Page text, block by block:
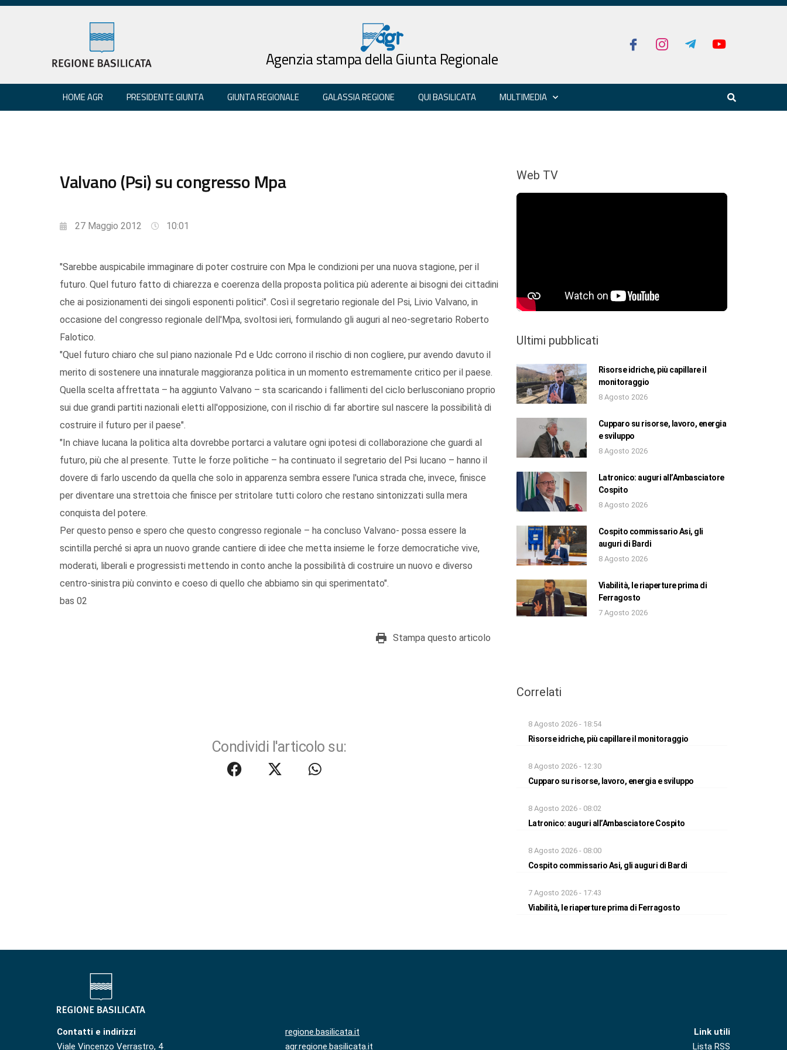
Agenzia stampa della Giunta Regionale
HOME AGR PRESIDENTE GIUNTA GIUNTA REGIONALE GALASSIA REGIONE QUI BASILICATA MULTIMEDIA
Valvano (Psi) su congresso Mpa
27 Maggio 2012 10:01
"Sarebbe auspicabile immaginare di poter costruire con Mpa le condizioni per una nuova stagione, per il
futuro. Quel futuro fatto di chiarezza e coerenza della proposta politica più aderente ai bisogni dei cittadini
che ai posizionamenti dei singoli esponenti politici". Così il segretario regionale del Psi, Livio Valvano, in
occasione del congresso regionale dell'Mpa, svoltosi ieri, formulando gli auguri al neo-segretario Roberto
Falotico.
"Quel futuro chiaro che sul piano nazionale Pd e Udc corrono il rischio di non cogliere, pur avendo davuto il
merito di sostenere una innaturale maggioranza politica in un momento estremamente critico per il paese.
Quella scelta affrettata – ha aggiunto Valvano – sta scaricando i fallimenti del ciclo berlusconiano proprio
sui due grandi partiti nazionali eletti all'opposizione, con il rischio di far abortire sul nascere la possibilità di
costruire il futuro per il paese".
"In chiave lucana la politica alta dovrebbe portarci a valutare ogni ipotesi di collaborazione che guardi al
futuro, più che al presente. Tutte le forze politiche – ha continuato il segretario del Psi lucano – hanno il
dovere di farlo uscendo da quella che solo in apparenza sembra essere l'unica strada che, invece, finisce
per diventare una strettoia che finisce per stritolare tutti coloro che restano sintonizzati sulla mera
conquista del potere.
Per questo penso e spero che questo congresso regionale – ha concluso Valvano- possa essere la
scintilla perché si apra un nuovo grande cantiere di idee che metta insieme le forze democratiche vive,
moderati, liberali e progressisti mettendo in conto anche la possibilità di costruire un nuovo e diverso
centro-sinistra più convinto e coeso di quello che abbiamo sin qui sperimentato".
bas 02
Stampa questo articolo
Condividi l'articolo su:
Web TV
Ultimi pubblicati
Risorse idriche, più capillare il
monitoraggio
8 Agosto 2026
Cupparo su risorse, lavoro, energia
e sviluppo
8 Agosto 2026
Latronico: auguri all’Ambasciatore
Cospito
8 Agosto 2026
Cospito commissario Asi, gli
auguri di Bardi
8 Agosto 2026
Viabilità, le riaperture prima di
Ferragosto
7 Agosto 2026
Correlati
8 Agosto 2026 - 18:54
Risorse idriche, più capillare il monitoraggio
8 Agosto 2026 - 12:30
Cupparo su risorse, lavoro, energia e sviluppo
8 Agosto 2026 - 08:02
Latronico: auguri all’Ambasciatore Cospito
8 Agosto 2026 - 08:00
Cospito commissario Asi, gli auguri di Bardi
7 Agosto 2026 - 17:43
Viabilità, le riaperture prima di Ferragosto
Contatti e indirizzi
Viale Vincenzo Verrastro, 4
regione.basilicata.it
agr.regione.basilicata.it
Link utili
Lista RSS